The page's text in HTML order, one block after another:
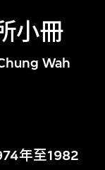
小冊
Wah
年至1982